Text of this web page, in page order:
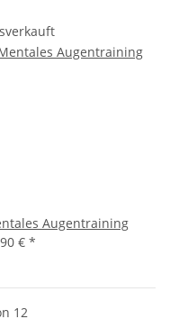
Augentraining
€ *
12